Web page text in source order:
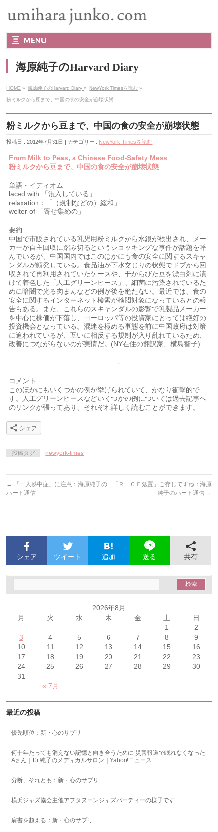
MENU
海原純子のHarvard Diary
HOME » 海原純子のHarvard Diary» NewYork Timesを読む »
粉ミルクから豆まで、中国の食の安全が崩壊状態
粉ミルクから豆まで、中国の食の安全が崩壊状態
投稿日 : 2012年7月31日 | カテゴリー : NewYork Timesを読む
From Milk to Peas, a Chinese Food-Safety Mess
粉ミルクから豆まで、中国の食の安全が崩壊状態
単語・イディオム
laced with:「混入している」
relaxation：「（規制などの）緩和」
welter of:「寄せ集めの」
要約
中国で市販されている乳児用粉ミルクから水銀が検出され、メー
カーが自主回収に踏み切るというショッキングな事件が話題を呼
んでいるが、中国国内ではこのほかにも食の安全に関するスキャ
ンダルが頻発している。食品油が下水交じりの状態でドブから回
収されて再利用されていたケースや、干からびた豆を漂白剤に漬
けて着色した「人工グリーンピース」、細菌に汚染されているた
めに暗闇で光る肉まんなどの例が後を絶たない。最近では、食の
安全に関するインターネット検索が検閲対象になっているとの報
告もある。また、これらのスキャンダルの影響で乳製品メーカー
を中心に株価が下落し、ヨーロッパ等の投資家にとっては絶好の
投資機会となっている。混迷を極める事態を前に中国政府は対策
に追われているが、互いに相反する規制が入り乱れているため、
改善につながらないのが実情だ。(NY在住の翻訳家、横島智子)
————————————————-
コメント
このほかにもいくつかの例が挙げられていて、かなり衝撃的で
す。人工グリーンピースなどいくつかの例については過去記事へ
のリンクが張ってあり、それぞれ詳しく読むことができます。
シェア
投稿タグ newyork-times
←
「一人熱中症」に注意：海原純子の
ハート通信
「ＲＩＣＥ処置」ご存じですね：海原
純子のハート通信 →
シェア ツイート 追加 送る 共有
2026年8月
月
火 水 木 金 土 日
« 7月
1
2
3
4 5 6 7 8
9
10
11 12 13 14 15
16
17
18 19 20 21 22
23
24
25 26 27 28 29
30
31
最近の投稿
優先順位：新・心のサプリ
何十年たっても消えない記憶と向き合うために 災害報道で眠れなくなった
Aさん｜Dr.純子のメディカルサロン｜Yahoo!ニュース
分断、それとも：新・心のサプリ
横浜ジャズ協会主催アフタヌーンジャズパーティーの様子です
肩書を超える：新・心のサプリ